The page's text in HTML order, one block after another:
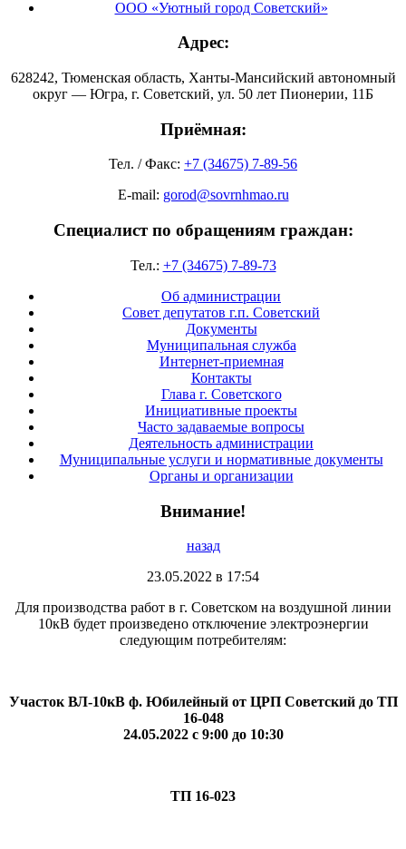
ООО «Уютный город Советский»
Адрес:
628242, Тюменская область, Ханты-Мансийский автономный
округ — Югра, г. Советский, ул. 50 лет Пионерии, 11Б
Приёмная:
Тел. / Факс: +7 (34675) 7-89-56
E-mail: gorod@sovrnhmao.ru
Специалист по обращениям граждан:
Тел.: +7 (34675) 7-89-73
Об администрации
Совет депутатов г.п. Советский
Документы
Муниципальная служба
Интернет-приемная
Контакты
Глава г. Советского
Инициативные проекты
Часто задаваемые вопросы
Деятельность администрации
Муниципальные услуги и нормативные документы
Органы и организации
Внимание!
назад
23.05.2022 в 17:54
Для производства работ в г. Советском на воздушной линии
10кВ будет произведено отключение электроэнергии
следующим потребителям:
Участок ВЛ-10кВ ф. Юбилейный от ЦРП Советский до ТП
16-048
24.05.2022 с 9:00 до 10:30
ТП 16-023